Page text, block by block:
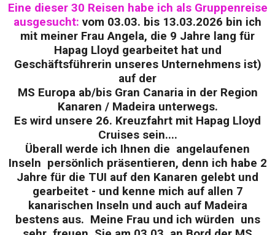
Eine dieser 30 Reisen habe ich als Gruppenreise
ausgesucht: vom 03.03. bis 13.03.2026 bin ich
mit meiner Frau Angela, die 9 Jahre lang für
Hapag Lloyd gearbeitet hat und
Geschäftsführerin unseres Unternehmens ist)
auf der
MS Europa ab/bis Gran Canaria in der Region
Kanaren / Madeira unterwegs.
Es wird unsere 26. Kreuzfahrt mit Hapag Lloyd
Cruises sein....
Überall werde ich Ihnen die angelaufenen
Inseln persönlich präsentieren, denn ich habe 2
Jahre für die TUI auf den Kanaren gelebt und
gearbeitet - und kenne mich auf allen 7
kanarischen Inseln und auch auf Madeira
bestens aus. Meine Frau und ich würden uns